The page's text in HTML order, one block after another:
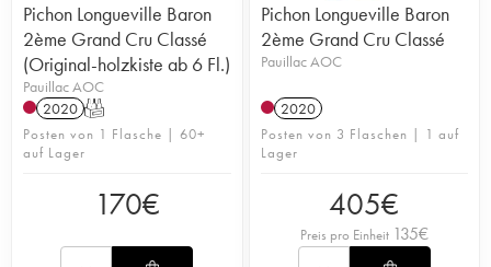
Pichon Longueville Baron
2ème Grand Cru Classé
(Original-holzkiste ab 6 Fl.)
Pauillac AOC
2020 T
Posten von 1 Flasche | 60+
auf Lager
170€
Pichon Longueville Baron
2ème Grand Cru Classé
Pauillac AOC
2020
Posten von 3 Flaschen | 1 auf
Lager
405€
Preis pro Einheit 135€